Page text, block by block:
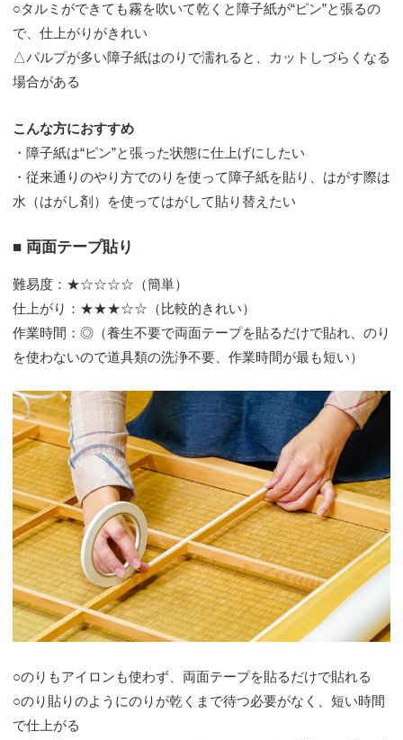
○タルミができても霧を吹いて乾くと障子紙が“ピン”と張るの
で、仕上がりがきれい
△パルプが多い障子紙はのりで濡れると、カットしづらくなる
場合がある
こんな方におすすめ
・障子紙は“ピン”と張った状態に仕上げにしたい
・従来通りのやり方でのりを使って障子紙を貼り、はがす際は
水（はがし剤）を使ってはがして貼り替えたい
■ 両面テープ貼り
難易度：★☆☆☆☆（簡単）
仕上がり：★★★☆☆（比較的きれい）
作業時間：◎（養生不要で両面テープを貼るだけで貼れ、のり
を使わないので道具類の洗浄不要、作業時間が最も短い）
○のりもアイロンも使わず、両面テープを貼るだけで貼れる
○のり貼りのようにのりが乾くまで待つ必要がなく、短い時間
で仕上がる